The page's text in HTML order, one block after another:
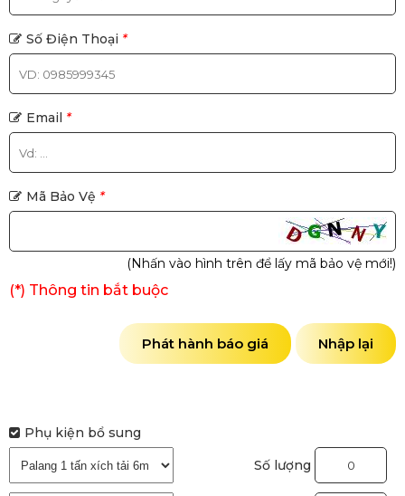
Số Điện Thoại *
Email *
Mã Bảo Vệ *
(Nhấn vào hình trên để lấy mã bảo vệ mới!)
(*) Thông tin bắt buộc
Nhập lại
Phát hành báo giá
Phụ kiện bổ sung
Số lượng